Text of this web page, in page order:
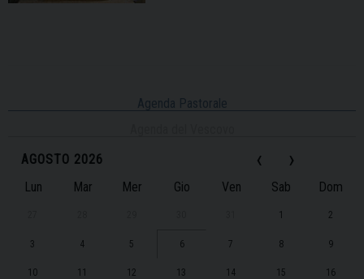
Agenda Pastorale
‹
AGOSTO 2026 ›
Lun Mar Mer Gio Ven Sab Dom
1 2
3 4 5 6 7 8 9
10 11 12 13 14 15 16